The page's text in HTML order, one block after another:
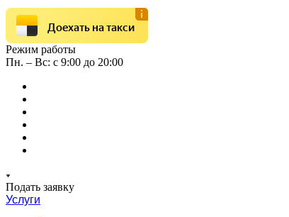
Доехать на такси
Режим работы
Пн. – Вс: с 9:00 до 20:00
Подать заявку
Услуги